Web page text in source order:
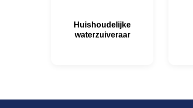
Huishoudelijke
waterzuiveraar